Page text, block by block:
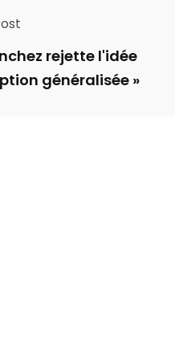
rejette l'idée
généralisée »